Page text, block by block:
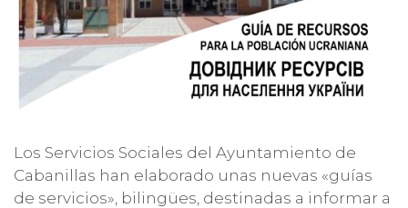
Los Servicios Sociales del Ayuntamiento de
Cabanillas han elaborado unas nuevas «guías
de servicios», bilingües, destinadas a informar a